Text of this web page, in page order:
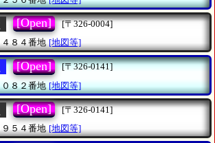
[Open]
[〒326-0004]
８４番地 [地図等]
[Open]
[〒326-0141]
８２番地 [地図等]
[Open]
[〒326-0141]
５４番地 [地図等]